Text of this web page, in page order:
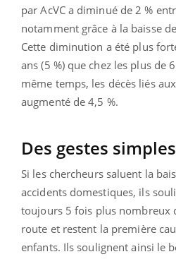
par AcVC a diminué de 2 %
notamment grâce à la baisse
Cette diminution a été plus
ans (5 %) que chez les plus de
même temps, les décès liés
augmenté de 4,5 %.
Des gestes
Si les chercheurs saluent la
accidents domestiques, ils
toujours 5 fois plus nombreux
route et restent la première
enfants. Ils soulignent ainsi le